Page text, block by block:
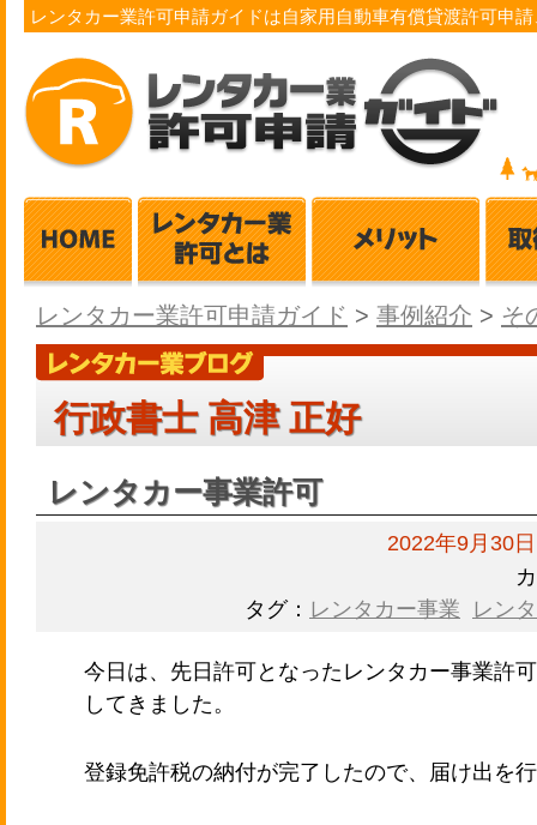
レンタカー業許可申請ガイドは自家用自動車有償貸渡許可申
レンタカー業許可申請ガイド > 事例紹介 > そ
行政書士 高津 正好
レンタカー事業許可
2022年9月30日
タグ： レンタカー事業 レン
今日は、先日許可となったレンタカー事業許
してきました。
登録免許税の納付が完了したので、届け出を